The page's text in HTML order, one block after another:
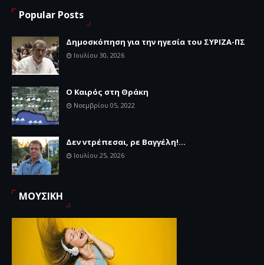
Popular Posts
Δημοσκόπηση για την ηγεσία του ΣΥΡΙΖΑ-ΠΣ
Ιουλίου 30, 2026
Ο Καιρός στη Θράκη
Νοεμβρίου 05, 2022
Δεν ντρέπεσαι, ρε Βαγγέλη!...
Ιουλίου 25, 2026
ΜΟΥΣΙΚΗ